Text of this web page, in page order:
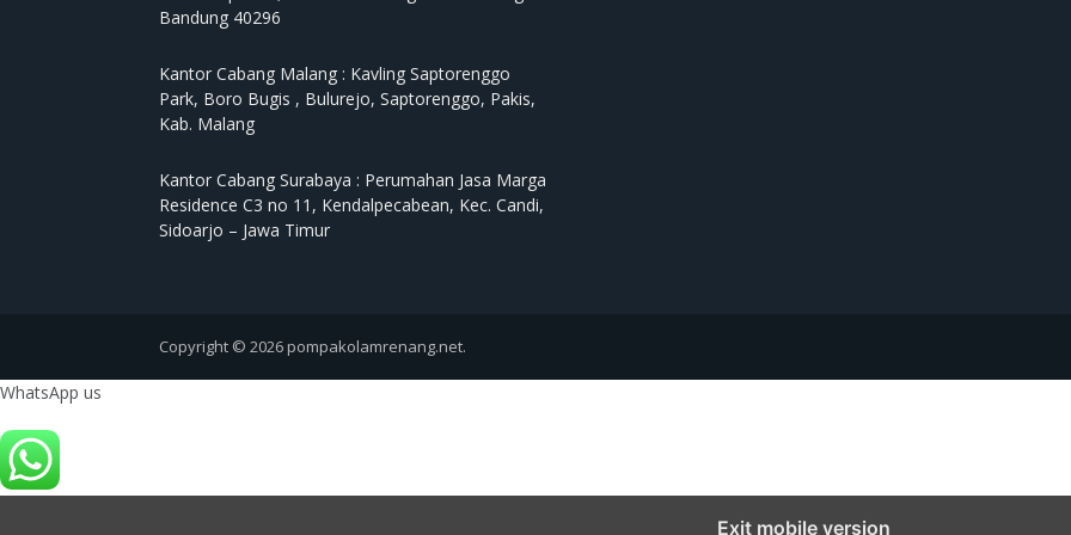
Bandung 40296
Kantor Cabang Malang : Kavling Saptorenggo
Park, Boro Bugis , Bulurejo, Saptorenggo, Pakis,
Kab. Malang
Kantor Cabang Surabaya : Perumahan Jasa Marga
Residence C3 no 11, Kendalpecabean, Kec. Candi,
Sidoarjo – Jawa Timur
Copyright © 2026 pompakolamrenang.net.
WhatsApp us
Exit mobile version